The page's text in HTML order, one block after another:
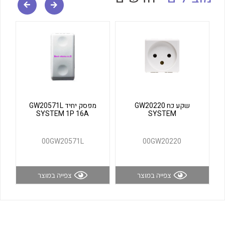
לכל מוצרי היצרן
שקע כח GW20220
SYSTEM
00GW20220
צפייה במוצר
מפסק יחיד GW20571L
SYSTEM 1P 16A
00GW20571L
צפייה במוצר